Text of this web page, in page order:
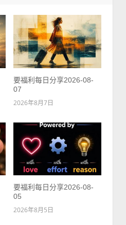
要福利每日分享2026-08-
07
2026年8月7日
要福利每日分享2026-08-
05
2026年8月5日